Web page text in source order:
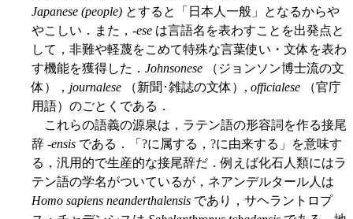
Japanese (people) とすると「日本人一般」となるからや
やこしい．また，-ese は言語名を表わすことを出発点と
して，非難や軽蔑をこめて特殊な言葉使い・文体を表わ
す機能を獲得した． Johnsonese （ジョンソン博士流の文
体）， journalese （新聞･雑誌の文体）, officialese （官庁
用語）のごとくである．
これらの語義の源泉は，ラテン語の形容詞を作る接尾
辞 -ensis である．「?に属する，?に由来する」を意味す
る，汎用的で生産的な接尾辞だ．例えば化石人類にはラ
テン語の学名がついているが，ネアンデルタール人は
Homo sapiens neanderthalensis であり，サヘラントロプ